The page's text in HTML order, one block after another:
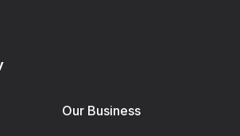
Our Business